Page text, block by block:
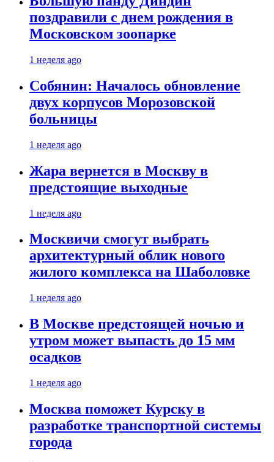
поздравили с днем рождения в
Московском зоопарке
1 неделя ago
Собянин: Началось обновление
двух корпусов Морозовской
больницы
1 неделя ago
Жара вернется в Москву в
предстоящие выходные
1 неделя ago
Москвичи смогут выбрать
архитектурный облик нового
жилого комплекса на Шаболовке
1 неделя ago
В Москве предстоящей ночью и
утром может выпасть до 15 мм
осадков
1 неделя ago
Москва поможет Курску в
разработке транспортной системы
города